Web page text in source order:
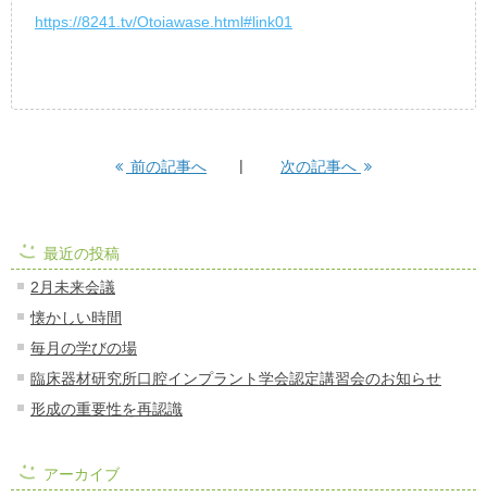
https://8241.tv/Otoiawase.html#link01
前の記事へ 次の記事へ
最近の投稿
2月未来会議
懐かしい時間
毎月の学びの場
臨床器材研究所口腔インプラント学会認定講習会のお知らせ
形成の重要性を再認識
アーカイブ